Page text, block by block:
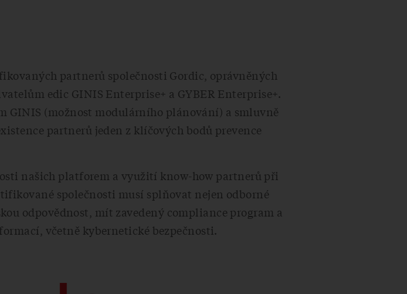
partnerů společnosti Gordic, oprávněných
edic GINIS Enterprise+ a GYBER Enterprise+.
GINIS (možnost modulárního plánování) a smluvně
partnerů jeden z klíčových bodů prevence
našich platforem a využití know-how partnerů při
společnosti musí splňovat nejen odborné
odpovědnost, mít zavedený compliance program a
včetně kybernetické bezpečnosti.